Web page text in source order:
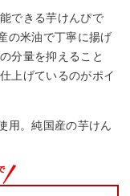
できる芋けんぴで
の米油で丁寧に揚げ
分量を抑えること
上げているのがポイ
用。純国産の芋けん